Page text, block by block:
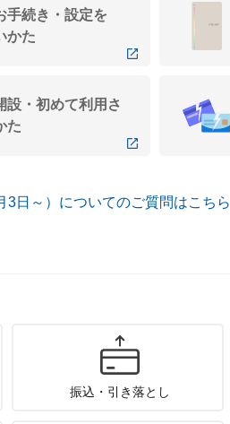
手続き・設定を
かた
設・初めて利用さ
た
日～）についてのご質問はこちら
振込・引き落とし